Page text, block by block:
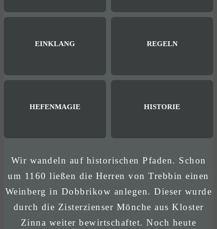
EINKLANG REGELN
HEFENMAGIE HISTORIE
Wir wandeln auf historischen Pfaden. Schon
um 1160 ließen die Herren von Trebbin einen
Weinberg in Dobbrikow anlegen. Dieser wurde
durch die Zisterzienser Mönche aus Kloster
Zinna weiter bewirtschaftet. Noch heute